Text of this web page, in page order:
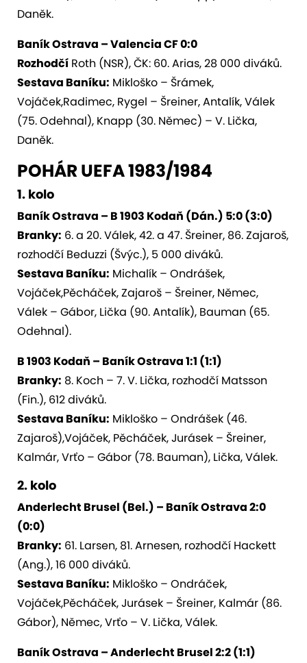
Daněk.
Baník Ostrava – Valencia CF 0:0
Rozhodčí Roth (NSR), ČK: 60. Arias, 28 000 diváků.
Sestava Baníku: Mikloško – Šrámek,
Vojáček,Radimec, Rygel – Šreiner, Antalík, Válek
(75. Odehnal), Knapp (30. Němec) – V. Lička,
Daněk.
POHÁR UEFA 1983/1984
1. kolo
Baník Ostrava – B 1903 Kodaň (Dán.) 5:0 (3:0)
Branky: 6. a 20. Válek, 42. a 47. Šreiner, 86. Zajaroš,
rozhodčí Beduzzi (Švýc.), 5 000 diváků.
Sestava Baníku: Michalík – Ondrášek,
Vojáček,Pěcháček, Zajaroš – Šreiner, Němec,
Válek – Gábor, Lička (90. Antalík), Bauman (65.
Odehnal).
B 1903 Kodaň – Baník Ostrava 1:1 (1:1)
Branky: 8. Koch – 7. V. Lička, rozhodčí Matsson
(Fin.), 612 diváků.
Sestava Baníku: Mikloško – Ondrášek (46.
Zajaroš),Vojáček, Pěcháček, Jurásek – Šreiner,
Kalmár, Vrťo – Gábor (78. Bauman), Lička, Válek.
2. kolo
Anderlecht Brusel (Bel.) – Baník Ostrava 2:0
(0:0)
Branky: 61. Larsen, 81. Arnesen, rozhodčí Hackett
(Ang.), 16 000 diváků.
Sestava Baníku: Mikloško – Ondráček,
Vojáček,Pěcháček, Jurásek – Šreiner, Kalmár (86.
Gábor), Němec, Vrťo – V. Lička, Válek.
Baník Ostrava – Anderlecht Brusel 2:2 (1:1)